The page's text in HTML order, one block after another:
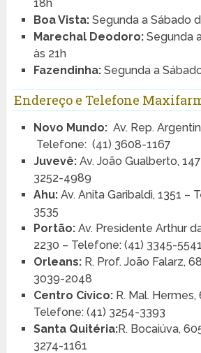
18h
Boa Vista:Segunda a Sábado
Marechal Deodoro:Segunda
às 21h
Fazendinha: Segunda a
Endereço e Telefone
Novo Mundo: Av. Rep.
Telefone: (41) 3608-1167
Juvevê:Av. João Gualberto,
3252-4989
Ahu: Av. Anita Garibaldi, 1351 –
3535
Portão:Av. Presidente Arthur
2230 – Telefone: (41) 3345-5541
Orleans: R. Prof. João Falarz,
3039-2048
Centro Cívico: R. Mal. Hermes,
Telefone: (41) 3254-3393
Santa Quitéria:R. Bocaiúva,
3274-1161